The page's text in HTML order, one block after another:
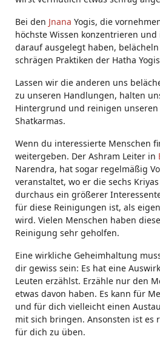
Bei den Jnana Yogis, die
höchste Wissen konzentrieren
darauf ausgelegt haben,
schrägen Praktiken der Hatha
Lassen wir die anderen uns
zu unseren Handlungen, halten
Hintergrund und reinigen
Shatkarmas.
Wenn du interessierte Menschen
weitergeben. Der Ashram Leiter in
Narendra, hat sogar regelmäßig
veranstaltet, wo er die sechs
durchaus ein größerer
für diese Reinigungen ist, als
wird. Vielen Menschen haben
Reinigung sehr geholfen.
Eine wirkliche Geheimhaltung
dir gewiss sein: Es hat eine
Leuten erzählst. Erzähle nur den
etwas davon haben. Es kann für
und für dich vielleicht einen
mit sich bringen. Ansonsten ist es
für dich zu üben.